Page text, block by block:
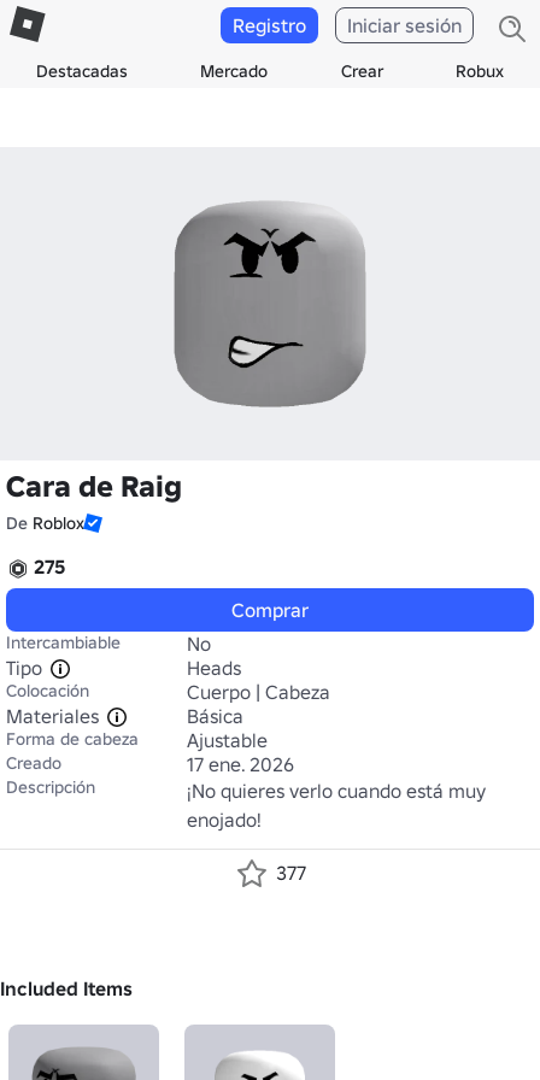
Destacadas Mercado Crear Robux
Registro Iniciar sesión
Cara de Raig
De Roblox
275
Comprar
Intercambiable
No
Tipo
Heads
Colocación
Cuerpo | Cabeza
Materiales
Básica
Forma de cabeza Ajustable
Creado 17 ene. 2026
Descripción
¡No quieres verlo cuando está muy
enojado!
377
Included Items